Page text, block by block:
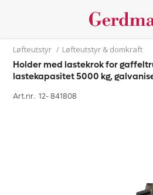
Løfteutstyr / Løfteutstyr & domkraft
Holder med lastekrok for
lastekapasitet 5000 kg,
Art.nr. 12-841808